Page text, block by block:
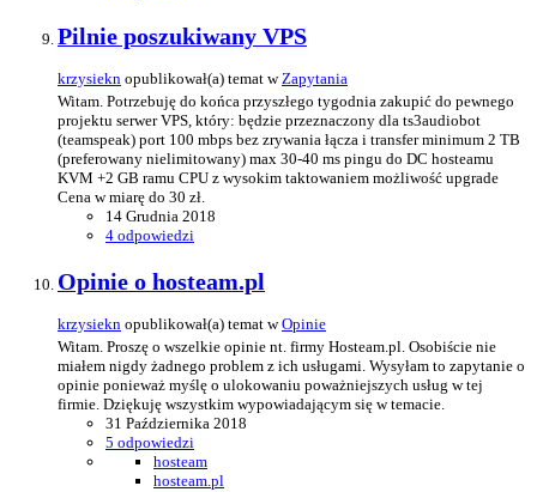
Pilnie poszukiwany VPS
krzysiekn opublikował(a) temat wZapytania
Witam. Potrzebuję do końca przyszłego tygodnia zakupić do pewnego
projektu serwer VPS, który: będzie przeznaczony dla ts3audiobot
(teamspeak) port 100 mbps bez zrywania łącza i transfer minimum 2 TB
(preferowany nielimitowany) max 30-40 ms pingu do DC hosteamu
KVM +2 GB ramu CPU z wysokim taktowaniem możliwość upgrade
Cena w miarę do 30 zł.
14 Grudnia 2018
4 odpowiedzi
Opinie o hosteam.pl
krzysiekn opublikował(a) temat wOpinie
Witam. Proszę o wszelkie opinie nt. firmy Hosteam.pl. Osobiście nie
miałem nigdy żadnego problem z ich usługami. Wysyłam to zapytanie o
opinie ponieważ myślę o ulokowaniu poważniejszych usług w tej
firmie. Dziękuję wszystkim wypowiadającym się w temacie.
31 Października 2018
5 odpowiedzi
hosteam
hosteam.pl